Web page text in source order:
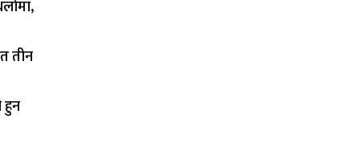
तीन
हुन